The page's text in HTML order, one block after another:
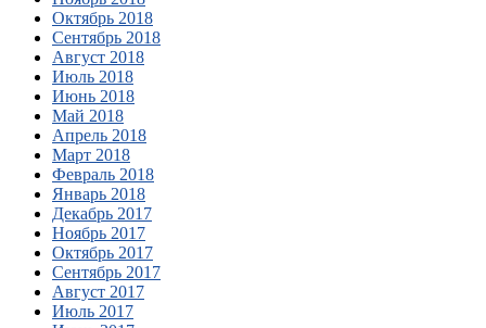
Октябрь 2018
Сентябрь 2018
Август 2018
Июль 2018
Июнь 2018
Май 2018
Апрель 2018
Март 2018
Февраль 2018
Январь 2018
Декабрь 2017
Ноябрь 2017
Октябрь 2017
Сентябрь 2017
Август 2017
Июль 2017